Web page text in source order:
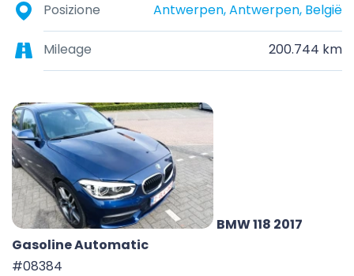
Posizione Antwerpen, Antwerpen, België
Mileage 200.744 km
BMW 118 2017
Gasoline Automatic
#08384